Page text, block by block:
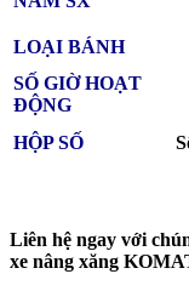
LOẠI BÁNH
SỐ GIỜ HOẠT
ĐỘNG
HỘP SỐ
Liên hệ ngay với
xe nâng xăng